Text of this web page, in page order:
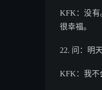
KFK：没有
很幸福。
22. 问：明
KFK：我不